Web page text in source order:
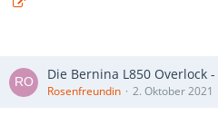
Die Bernina L850 Overlock
Rosenfreundin 2. Oktober 2021